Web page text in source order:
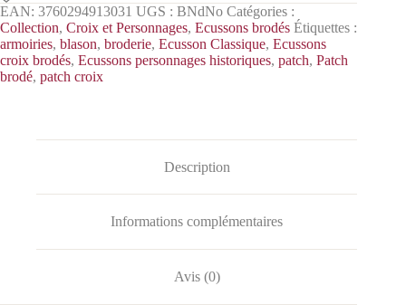
EAN: 3760294913031 UGS : BNdNo Catégories :
Collection, Croix et Personnages, Ecussons brodés Étiquettes :
armoiries, blason, broderie, Ecusson Classique, Ecussons
croix brodés, Ecussons personnages historiques, patch, Patch
brodé, patch croix
Description
Informations complémentaires
Avis (0)